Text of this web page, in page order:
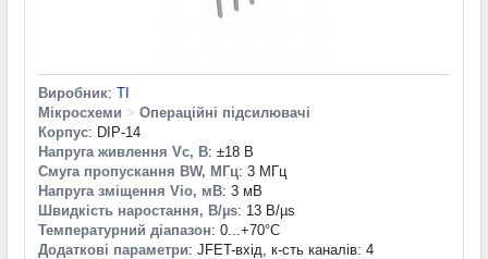
Виробник: TI
Мікросхеми > Операційні підсилювачі
Корпус: DIP-14
Напруга живлення Vc, В: ±18 В
Смуга пропускання BW, МГц: 3 МГц
Напруга зміщення Vio, мВ: 3 мВ
Швидкість наростання, В/µs: 13 В/µs
Температурний діапазон: 0...+70°С
Додаткові параметри: JFET-вхід, к-сть каналів: 4